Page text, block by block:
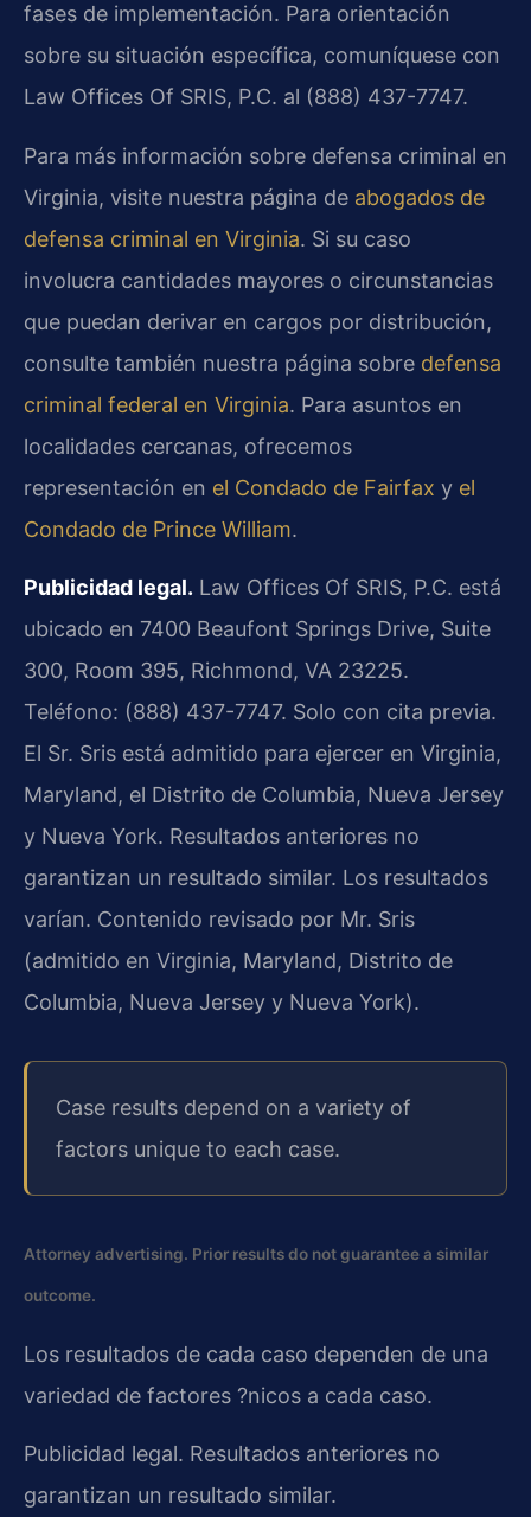
fases de implementación. Para orientación
sobre su situación específica, comuníquese con
Law Offices Of SRIS, P.C. al (888) 437-7747.
Para más información sobre defensa criminal en
Virginia, visite nuestra página de abogados de
defensa criminal en Virginia. Si su caso
involucra cantidades mayores o circunstancias
que puedan derivar en cargos por distribución,
consulte también nuestra página sobre defensa
criminal federal en Virginia. Para asuntos en
localidades cercanas, ofrecemos
representación en el Condado de Fairfax y el
Condado de Prince William.
Publicidad legal. Law Offices Of SRIS, P.C. está
ubicado en 7400 Beaufont Springs Drive, Suite
300, Room 395, Richmond, VA 23225.
Teléfono: (888) 437-7747. Solo con cita previa.
El Sr. Sris está admitido para ejercer en Virginia,
Maryland, el Distrito de Columbia, Nueva Jersey
y Nueva York. Resultados anteriores no
garantizan un resultado similar. Los resultados
varían. Contenido revisado por Mr. Sris
(admitido en Virginia, Maryland, Distrito de
Columbia, Nueva Jersey y Nueva York).
Case results depend on a variety of
factors unique to each case.
Attorney advertising. Prior results do not guarantee a similar
outcome.
Los resultados de cada caso dependen de una
variedad de factores ?nicos a cada caso.
Publicidad legal. Resultados anteriores no
garantizan un resultado similar.